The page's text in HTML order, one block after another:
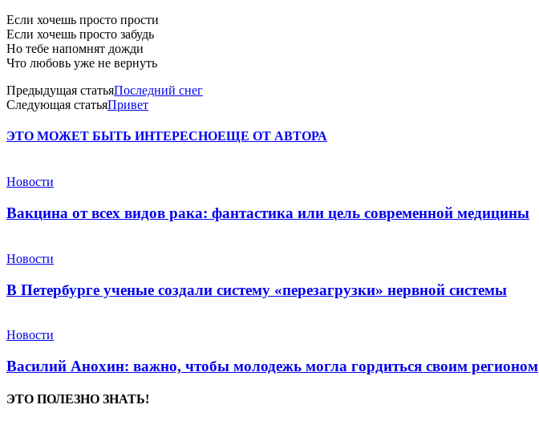
Если хочешь просто прости
Если хочешь просто забудь
Но тебе напомнят дожди
Что любовь уже не вернуть
Предыдущая статьяПоследний снег
Следующая статьяПривет
ЭТО МОЖЕТ БЫТЬ ИНТЕРЕСНОЕЩЕ ОТ АВТОРА
Новости
Вакцина от всех видов рака: фантастика или цель современной медицины
Новости
В Петербурге ученые создали систему «перезагрузки» нервной системы
Новости
Василий Анохин: важно, чтобы молодежь могла гордиться своим регионом
ЭТО ПОЛЕЗНО ЗНАТЬ!